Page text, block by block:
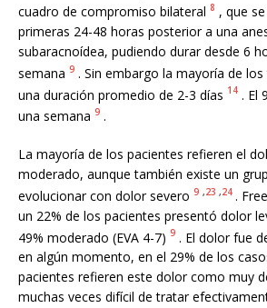
cuadro de compromiso bilateral 8 , que
primeras 24-48 horas posterior a una
subaracnoídea, pudiendo durar desde 6
semana 9 . Sin embargo la mayoría de
una duración promedio de 2-3 días 14 . El
una semana 9 .
La mayoría de los pacientes refieren el
moderado, aunque también existe un
evolucionar con dolor severo 9 ,23 ,24 .
un 22% de los pacientes presentó dolor
49% moderado (EVA 4-7) 9 . El dolor fue
en algún momento, en el 29% de los
pacientes refieren este dolor como muy
muchas veces difícil de tratar